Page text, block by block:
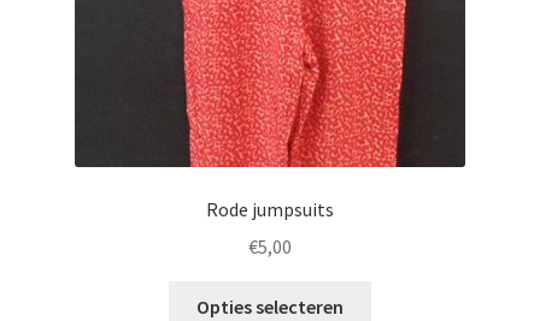
Rode jumpsuits
€5,00
Opties selecteren